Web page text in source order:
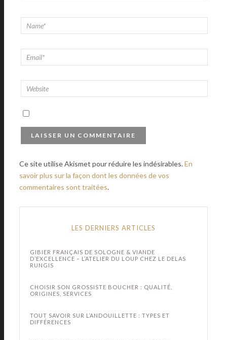
Ce site utilise Akismet pour réduire les indésirables.En
savoir plus sur la façon dont les données de vos
commentaires sont traitées.
LES DERNIERS ARTICLES
GIBIER FRANÇAIS DE SOLOGNE & VIANDE
D’EXCELLENCE – L’ATELIER DU LOUP CHEZ LE DELAS
RUNGIS
CHOISIR SON GROSSISTE BOUCHER : QUALITÉ,
ORIGINES, SERVICES
TOUT SAVOIR SUR L’ANDOUILLETTE : TYPES ET
DIFFÉRENCES